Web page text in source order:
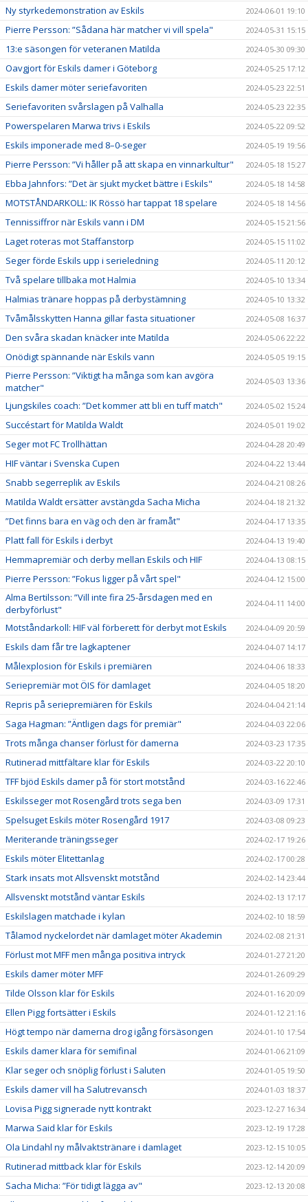
Ny styrkedemonstration av Eskils 2024-06-01 19:10
Pierre Persson: ”Sådana här matcher vi vill spela" 2024-05-31 15:15
13:e säsongen för veteranen Matilda 2024-05-30 09:30
Oavgjort för Eskils damer i Göteborg 2024-05-25 17:12
Eskils damer möter seriefavoriten 2024-05-23 22:51
Seriefavoriten svårslagen på Valhalla 2024-05-23 22:35
Powerspelaren Marwa trivs i Eskils 2024-05-22 09:52
Eskils imponerade med 8–0-seger 2024-05-19 19:56
Pierre Persson: ”Vi håller på att skapa en vinnarkultur" 2024-05-18 15:27
Ebba Jahnfors: ”Det är sjukt mycket bättre i Eskils" 2024-05-18 14:58
MOTSTÅNDARKOLL: IK Rössö har tappat 18 spelare 2024-05-18 14:56
Tennissiffror när Eskils vann i DM 2024-05-15 21:56
Laget roteras mot Staffanstorp 2024-05-15 11:02
Seger förde Eskils upp i serieledning 2024-05-11 20:12
Två spelare tillbaka mot Halmia 2024-05-10 13:34
Halmias tränare hoppas på derbystämning 2024-05-10 13:32
Tvåmålsskytten Hanna gillar fasta situationer 2024-05-08 16:37
Den svåra skadan knäcker inte Matilda 2024-05-06 22:22
Onödigt spännande när Eskils vann 2024-05-05 19:15
Pierre Persson: ”Viktigt ha många som kan avgöra
matcher"
2024-05-03 13:36
Ljungskiles coach: ”Det kommer att bli en tuff match" 2024-05-02 15:24
Succéstart för Matilda Waldt 2024-05-01 19:02
Seger mot FC Trollhättan 2024-04-28 20:49
HIF väntar i Svenska Cupen 2024-04-22 13:44
Snabb segerreplik av Eskils 2024-04-21 08:26
Matilda Waldt ersätter avstängda Sacha Micha 2024-04-18 21:32
”Det finns bara en väg och den är framåt" 2024-04-17 13:35
Platt fall för Eskils i derbyt 2024-04-13 19:40
Hemmapremiär och derby mellan Eskils och HIF 2024-04-13 08:15
Pierre Persson: ”Fokus ligger på vårt spel" 2024-04-12 15:00
Alma Bertilsson: ”Vill inte fira 25-årsdagen med en
derbyförlust"
2024-04-11 14:00
Motståndarkoll: HIF väl förberett för derbyt mot Eskils 2024-04-09 20:59
Eskils dam får tre lagkaptener 2024-04-07 14:17
Målexplosion för Eskils i premiären 2024-04-06 18:33
Seriepremiär mot ÖIS för damlaget 2024-04-05 18:20
Repris på seriepremiären för Eskils 2024-04-04 21:14
Saga Hagman: ”Äntligen dags för premiär" 2024-04-03 22:06
Trots många chanser förlust för damerna 2024-03-23 17:35
Rutinerad mittfältare klar för Eskils 2024-03-22 20:10
TFF bjöd Eskils damer på för stort motstånd 2024-03-16 22:46
Eskilsseger mot Rosengård trots sega ben 2024-03-09 17:31
Spelsuget Eskils möter Rosengård 1917 2024-03-08 09:23
Meriterande träningsseger 2024-02-17 19:26
Eskils möter Elitettanlag 2024-02-17 00:28
Stark insats mot Allsvenskt motstånd 2024-02-14 23:44
Allsvenskt motstånd väntar Eskils 2024-02-13 17:17
Eskilslagen matchade i kylan 2024-02-10 18:59
Tålamod nyckelordet när damlaget möter Akademin 2024-02-08 21:31
Förlust mot MFF men många positiva intryck 2024-01-27 21:20
Eskils damer möter MFF 2024-01-26 09:29
Tilde Olsson klar för Eskils 2024-01-16 20:09
Ellen Pigg fortsätter i Eskils 2024-01-12 21:16
Högt tempo när damerna drog igång försäsongen 2024-01-10 17:54
Eskils damer klara för semifinal 2024-01-06 21:09
Klar seger och snöplig förlust i Saluten 2024-01-05 19:50
Eskils damer vill ha Salutrevansch 2024-01-03 18:37
Lovisa Pigg signerade nytt kontrakt 2023-12-27 16:34
Marwa Said klar för Eskils 2023-12-19 17:28
Ola Lindahl ny målvaktstränare i damlaget 2023-12-15 10:05
Rutinerad mittback klar för Eskils 2023-12-14 20:09
Sacha Micha: ”För tidigt lägga av" 2023-12-13 20:08